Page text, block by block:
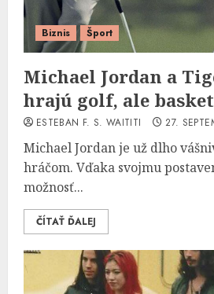
Biznis Šport
Michael Jordan a
hrajú golf, ale
ESTEBAN F. S. WAITITI 27.
Michael Jordan je už dlho
hráčom. Vďaka svojmu
možnosť...
ČÍTAŤ ĎALEJ